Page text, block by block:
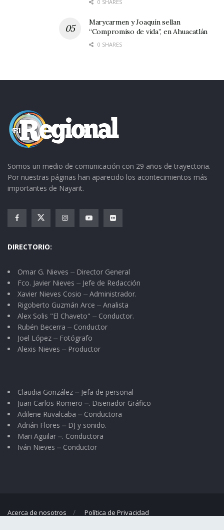
0 SHARES
Marycarmen y Joaquín sellan
“Compromiso de vida”, en Ahuacatlán
0 SHARES
Somos un medio de comunicación con 29 años de trayectoria.
Por nuestras páginas han aparecido los acontecimientos más
importantes de Nayarit.
DIRECTORIO:
Omar G. Nieves ⏤ Director General
Fco. Javier Nieves ⏤ Jefe de Redacción
Xavier Nieves Cosio ⏤ Administrador.
Rigoberto Guzmán Arce ⏤ Analista
Alex Solis "El Chaveto" ⏤ Conductor.
Rubén Becerra ⏤ Conductor
Joel López ⏤ Fotógrafo
Alexis Nieves ⏤ Productor
Claudia González ⏤ Jefa de personal
Juan Carlos Romero ⏤. Diseñador Gráfico
Adilene Ruvalcaba ⏤ Conductora
Adrián Flores ⏤ DJ y sonido.
Mari Aguilar ⏤. Conductora
Iván Nieves ⏤ Conductor
Acerca de nosotros Política de Privacidad